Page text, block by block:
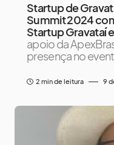
Startup de
Summit 2024
Startup Gravataí
apoio da
presença no
2 min de leitura 9